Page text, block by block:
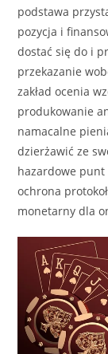
podstawa
pozycja i
dostać się do i
przekazanie
zakład ocenia
produkowanie
namacalne
dzierżawić ze
hazardowe
ochrona
monetarny dla